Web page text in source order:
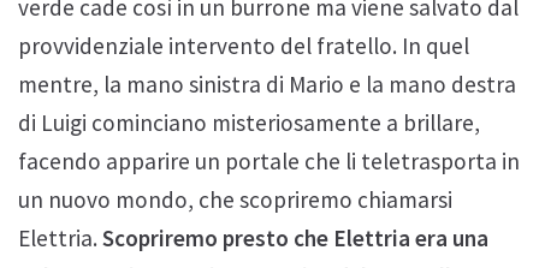
verde cade così in un burrone ma viene salvato dal
provvidenziale intervento del fratello. In quel
mentre, la mano sinistra di Mario e la mano destra
di Luigi cominciano misteriosamente a brillare,
facendo apparire un portale che li teletrasporta in
un nuovo mondo, che scopriremo chiamarsi
Elettria. Scopriremo presto che Elettria era una